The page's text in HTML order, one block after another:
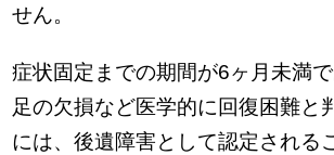
せん。
症状固定までの期間が6ヶ月未満
足の欠損など医学的に回復困難と
には、後遺障害として認定される